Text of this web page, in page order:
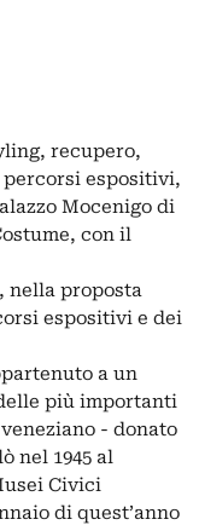
recupero,
espositivi,
Mocenigo di
con il
nella proposta
espositivi e dei
a un
più importanti
- donato
nel 1945 al
Civici
di quest’anno